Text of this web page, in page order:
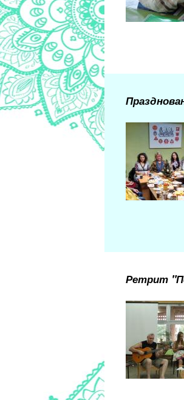
Ретрит